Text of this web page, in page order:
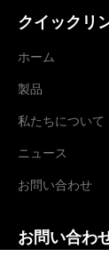
クイックリ
ホーム
製品
私たちについて
ニュース
お問い合わせ
お問い合わ